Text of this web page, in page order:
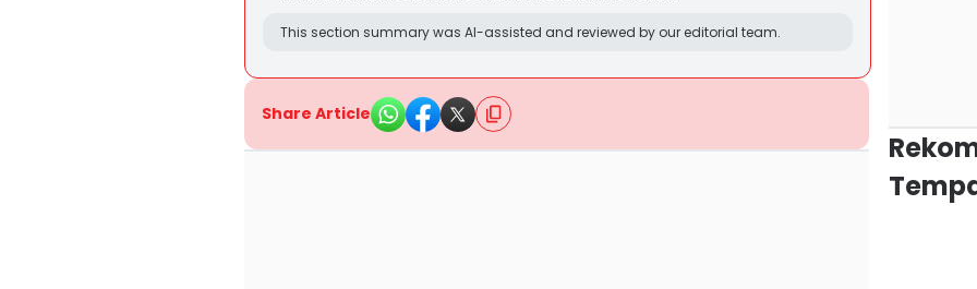
This section summary was AI-assisted and reviewed by our editorial team.
Share Article